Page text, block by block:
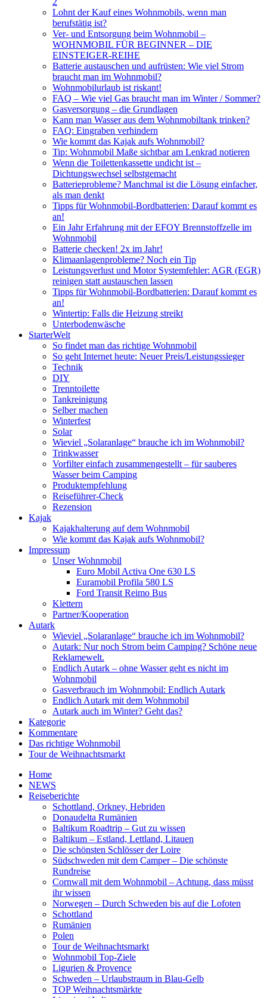
Lohnt der Kauf eines Wohnmobils, wenn man
berufstätig ist?
Ver- und Entsorgung beim Wohnmobil –
WOHNMOBIL FÜR BEGINNER – DIE
EINSTEIGER-REIHE
Batterie austauschen und aufrüsten: Wie viel Strom
braucht man im Wohnmobil?
Wohnmobilurlaub ist riskant!
FAQ – Wie viel Gas braucht man im Winter / Sommer?
Gasversorgung – die Grundlagen
Kann man Wasser aus dem Wohnmobiltank trinken?
FAQ: Eingraben verhindern
Wie kommt das Kajak aufs Wohnmobil?
Tip: Wohnmobil Maße sichtbar am Lenkrad notieren
Wenn die Toilettenkassette undicht ist –
Dichtungswechsel selbstgemacht
Batterieprobleme? Manchmal ist die Lösung einfacher,
als man denkt
Tipps für Wohnmobil-Bordbatterien: Darauf kommt es
an!
Ein Jahr Erfahrung mit der EFOY Brennstoffzelle im
Wohnmobil
Batterie checken! 2x im Jahr!
Klimaanlagenprobleme? Noch ein Tip
Leistungsverlust und Motor Systemfehler: AGR (EGR)
reinigen statt austauschen lassen
Tipps für Wohnmobil-Bordbatterien: Darauf kommt es
an!
Wintertip: Falls die Heizung streikt
Unterbodenwäsche
StarterWelt
So findet man das richtige Wohnmobil
So geht Internet heute: Neuer Preis/Leistungssieger
Technik
DIY
Trenntoilette
Tankreinigung
Selber machen
Winterfest
Solar
Wieviel „Solaranlage“ brauche ich im Wohnmobil?
Trinkwasser
Vorfilter einfach zusammengestellt – für sauberes
Wasser beim Camping
Produktempfehlung
Reiseführer-Check
Rezension
Kajak
Kajakhalterung auf dem Wohnmobil
Wie kommt das Kajak aufs Wohnmobil?
Impressum
Unser Wohnmobil
Euro Mobil Activa One 630 LS
Euramobil Profila 580 LS
Ford Transit Reimo Bus
Klettern
Partner/Kooperation
Autark
Wieviel „Solaranlage“ brauche ich im Wohnmobil?
Autark: Nur noch Strom beim Camping? Schöne neue
Reklamewelt.
Endlich Autark – ohne Wasser geht es nicht im
Wohnmobil
Gasverbrauch im Wohnmobil: Endlich Autark
Endlich Autark mit dem Wohnmobil
Autark auch im Winter? Geht das?
Kategorie
Kommentare
Das richtige Wohnmobil
Tour de Weihnachtsmarkt
Home
NEWS
Reiseberichte
Schottland, Orkney, Hebriden
Donaudelta Rumänien
Baltikum Roadtrip – Gut zu wissen
Baltikum – Estland, Lettland, Litauen
Die schönsten Schlösser der Loire
Südschweden mit dem Camper – Die schönste
Rundreise
Cornwall mit dem Wohnmobil – Achtung, dass müsst
ihr wissen
Norwegen – Durch Schweden bis auf die Lofoten
Schottland
Rumänien
Polen
Tour de Weihnachtsmarkt
Wohnmobil Top-Ziele
Ligurien & Provence
Schweden – Urlaubstraum in Blau-Gelb
TOP Weihnachtsmärkte